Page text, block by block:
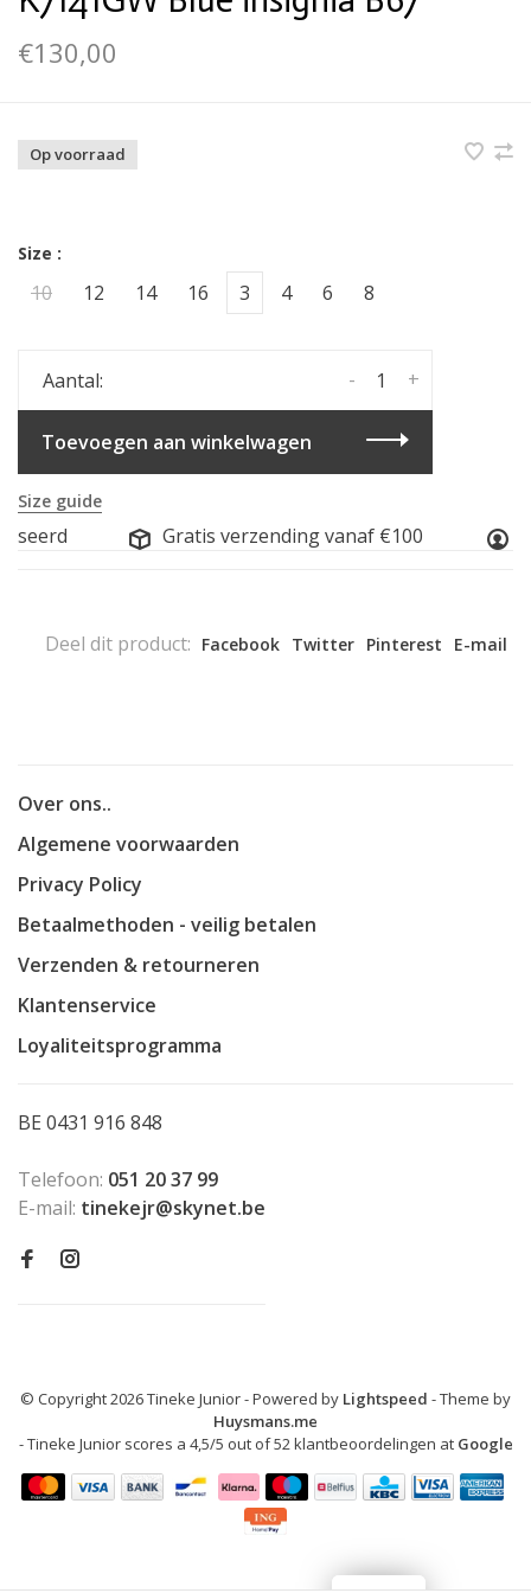
€130,00
Op voorraad
Size :
10 12 14 16 3 4 6 8
Aantal: +
-
Toevoegen aan winkelwagen
Size guide
Gratis verzending vanaf €100
Deel dit product: Facebook Twitter Pinterest E-mail
Over ons..
Algemene voorwaarden
Privacy Policy
Betaalmethoden - veilig betalen
Verzenden & retourneren
Klantenservice
Loyaliteitsprogramma
BE 0431 916 848
Telefoon: 051 20 37 99
E-mail: tinekejr@skynet.be
© Copyright 2026 Tineke Junior- Powered by Lightspeed - Theme by
Huysmans.me
-Tineke Junior scores a 4,5/5 out of52klantbeoordelingen at Google